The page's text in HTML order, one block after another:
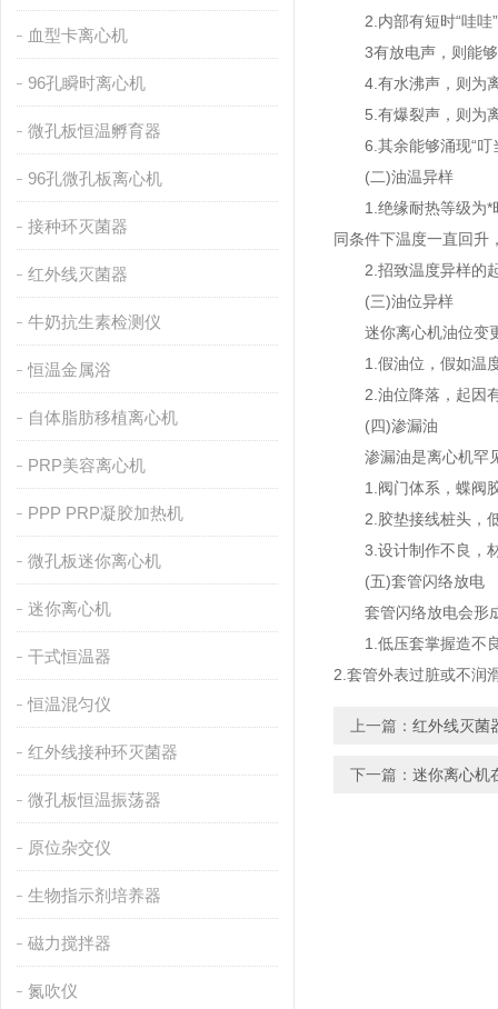
血型卡离心机
96孔瞬时离心机
微孔板恒温孵育器
96孔微孔板离心机
接种环灭菌器
红外线灭菌器
牛奶抗生素检测仪
恒温金属浴
自体脂肪移植离心机
PRP美容离心机
PPP PRP凝胶加热机
微孔板迷你离心机
迷你离心机
干式恒温器
恒温混匀仪
红外线接种环灭菌器
微孔板恒温振荡器
原位杂交仪
生物指示剂培养器
磁力搅拌器
氮吹仪
2.内部有短时“哇哇”
3有放电声，则能够
4.有水沸声，则为离
5.有爆裂声，则为离
6.其余能够涌现“叮当
(二)油温异样
1.绝缘耐热等级为*时
同条件下温度一直回升
2.招致温度异样的起
(三)油位异样
迷你离心机油位变更
1.假油位，假如温度
2.油位降落，起因有
(四)渗漏油
渗漏油是离心机罕见
1.阀门体系，蝶阀胶
2.胶垫接线桩头，低
3.设计制作不良，
(五)套管闪络放电
套管闪络放电会形成
1.低压套掌握造不良
2.套管外表过脏或不润
上一篇： 红外线灭菌
下一篇： 迷你离心机